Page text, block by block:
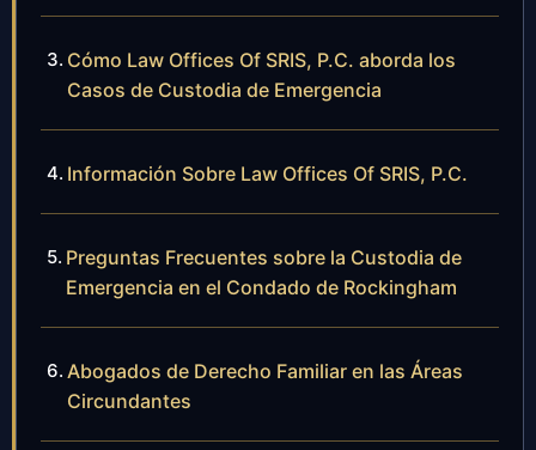
Cómo Law Offices Of SRIS, P.C. aborda los
Casos de Custodia de Emergencia
Información Sobre Law Offices Of SRIS, P.C.
Preguntas Frecuentes sobre la Custodia de
Emergencia en el Condado de Rockingham
Abogados de Derecho Familiar en las Áreas
Circundantes